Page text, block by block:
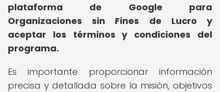
plataforma de Google para
Organizaciones sin Fines de Lucro y
aceptar los términos y condiciones del
programa.
Es importante proporcionar información
precisa y detallada sobre la misión, objetivos